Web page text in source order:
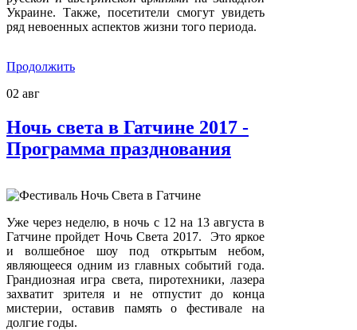
Украине. Также, посетители смогут увидеть
ряд невоенных аспектов жизни того периода.
Продолжить
02 авг
Ночь света в Гатчине 2017 -
Программа празднования
Уже через неделю, в ночь с 12 на 13 августа в
Гатчине пройдет Ночь Света 2017. Это яркое
и волшебное шоу под открытым небом,
являющееся одним из главных событий года.
Грандиозная игра света, пиротехники, лазера
захватит зрителя и не отпустит до конца
мистерии, оставив память о фестивале на
долгие годы.